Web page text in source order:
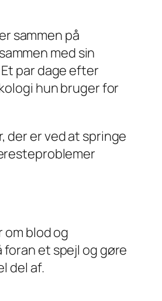
sammen på
med sin
par dage efter
hun bruger for
der er ved at springe
om blod og
et spejl og gøre
del af.